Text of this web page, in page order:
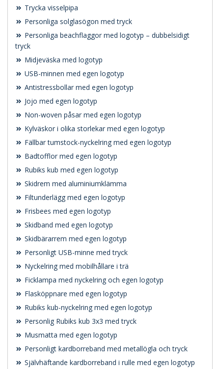
Trycka visselpipa
Personliga solglasögon med tryck
Personliga beachflaggor med logotyp – dubbelsidigt
tryck
Midjeväska med logotyp
USB-minnen med egen logotyp
Antistressbollar med egen logotyp
Jojo med egen logotyp
Non-woven påsar med egen logotyp
Kylväskor i olika storlekar med egen logotyp
Fällbar tumstock-nyckelring med egen logotyp
Badtofflor med egen logotyp
Rubiks kub med egen logotyp
Skidrem med aluminiumklämma
Filtunderlägg med egen logotyp
Frisbees med egen logotyp
Skidband med egen logotyp
Skidbärarrem med egen logotyp
Personligt USB-minne med tryck
Nyckelring med mobilhållare i trä
Ficklampa med nyckelring och egen logotyp
Flasköppnare med egen logotyp
Rubiks kub-nyckelring med egen logotyp
Personlig Rubiks kub 3x3 med tryck
Musmatta med egen logotyp
Personligt kardborreband med metallögla och tryck
Självhäftande kardborreband i rulle med egen logotyp